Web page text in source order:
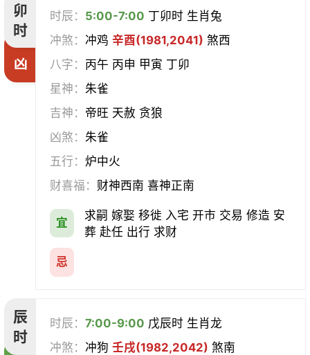
卯
时
凶
时辰： 5:00-7:00 丁卯时 生肖兔
冲煞：冲鸡辛酉(1981,2041) 煞西
八字： 丙午 丙申 甲寅 丁卯
星神：朱雀
吉神： 帝旺 天赦 贪狼
凶煞：朱雀
五行： 炉中火
财喜福： 财神西南 喜神正南
宜
求嗣 嫁娶 移徙 入宅 开市 交易 修造 安
葬 赴任 出行 求财
忌
辰
时
时辰：7:00-9:00 戊辰时 生肖龙
冲煞：冲狗壬戌(1982,2042) 煞南